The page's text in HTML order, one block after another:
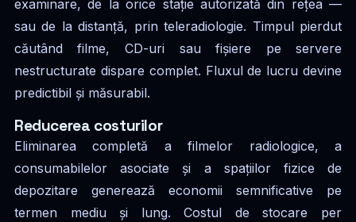
examinare, de la orice stație autorizată din rețea —
sau de la distanță, prin teleradiologie. Timpul pierdut
căutând filme, CD-uri sau fișiere pe servere
nestructurate dispare complet. Fluxul de lucru devine
predictibil și măsurabil.
Reducerea costurilor
Eliminarea completă a filmelor radiologice, a
consumabilelor asociate și a spațiilor fizice de
depozitare generează economii semnificative pe
termen mediu și lung. Costul de stocare per